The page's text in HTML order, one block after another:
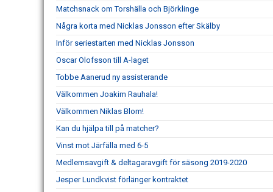
Matchsnack om Torshälla och Björklinge
Några korta med Nicklas Jonsson efter Skälby
Inför seriestarten med Nicklas Jonsson
Oscar Olofsson till A-laget
Tobbe Aanerud ny assisterande
Välkommen Joakim Rauhala!
Välkommen Niklas Blom!
Kan du hjälpa till på matcher?
Vinst mot Järfälla med 6-5
Medlemsavgift & deltagaravgift för säsong 2019-2020
Jesper Lundkvist förlänger kontraktet